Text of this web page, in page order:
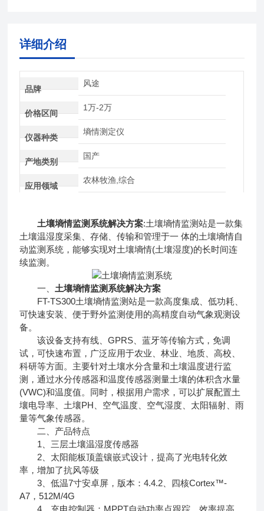
详细介绍
品牌
风途
价格区间
1万-2万
仪器种类
墒情测定仪
产地类别
国产
应用领域
农林牧渔,综合
土壤墒情监测系统解决方案:土壤墒情监测站是一款集
土壤温湿度采集、存储、传输和管理于一 体的土壤墒情自
动监测系统，能够实现对土壤墒情(土壤湿度)的长时间连
续监测。
一、 土壤墒情监测系统解决方案
FT-TS300土壤墒情监测站是一款高度集成、低功耗、
可快速安装、便于野外监测使用的高精度自动气象观测设
备。
该设备支持有线、GPRS、蓝牙等传输方式，免调
试，可快速布置，广泛应用于农业、林业、地质、高校、
科研等方面。主要针对土壤水分含量和土壤温度进行监
测，通过水分传感器和温度传感器测量土壤的体积含水量
(VWC)和温度值。同时，根据用户需求，可以扩展配置土
壤电导率、土壤PH、空气温度、空气湿度、太阳辐射、雨
量等气象传感器。
二、产品特点
1、三层土壤温湿度传感器
2、太阳能板顶盖镶嵌式设计，提高了光电转化效
率，增加了抗风等级
3、低温7寸安卓屏，版本：4.4.2、四核Cortex™-
A7，512M/4G